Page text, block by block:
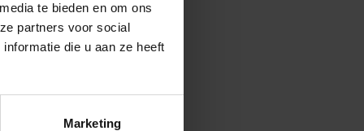
te bieden en om ons
partners voor social
die u aan ze heeft
Marketing